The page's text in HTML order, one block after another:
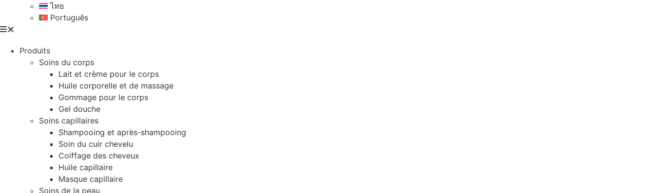
ไทย
Português
Produits
Soins du corps
Lait et crème pour le corps
Huile corporelle et de massage
Gommage pour le corps
Gel douche
Soins capillaires
Shampooing et après-shampooing
Soin du cuir chevelu
Coiffage des cheveux
Huile capillaire
Masque capillaire
Soins de la peau